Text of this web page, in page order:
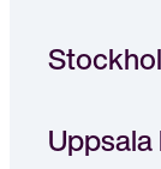
Uppsala